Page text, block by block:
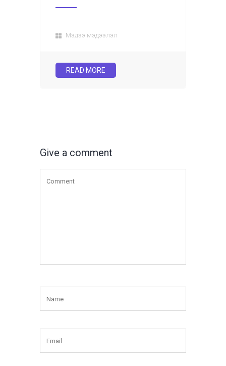
Мэдээ мэдээлэл
READ MORE
Give a comment